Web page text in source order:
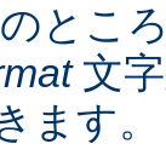
のとこ
文
ます。